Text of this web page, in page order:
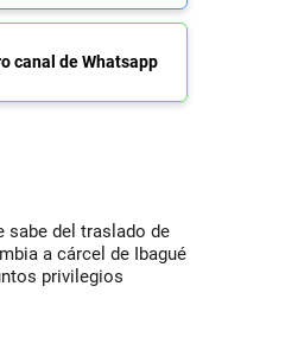
canal de Whatsapp
sabe del traslado de
a cárcel de Ibagué
privilegios